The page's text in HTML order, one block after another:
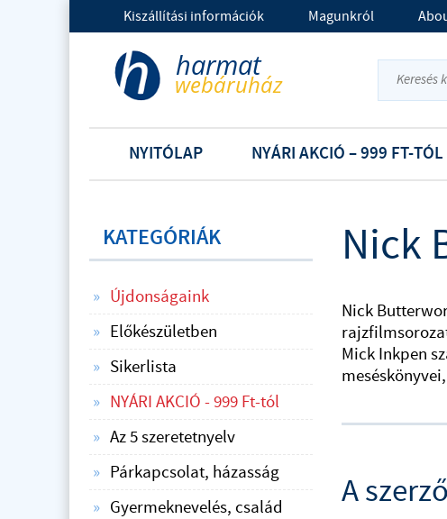
Kiszállítási információk Magunkról
NYITÓLAP NYÁRI AKCIÓ – 999 FT-TÓL
Nick
Nick
Mick Inkpen
A
KATEGÓRIÁK
Újdonságaink
Előkészületben
Sikerlista
NYÁRI AKCIÓ - 999 Ft-tól
Az 5 szeretetnyelv
Párkapcsolat, házasság
Gyermeknevelés, család